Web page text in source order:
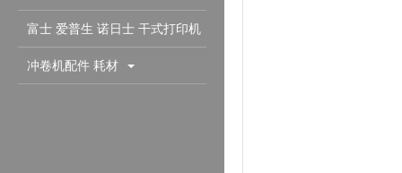
富士 爱普生 诺日士 干式打印机
配件耗材
冲卷机配件 耗材